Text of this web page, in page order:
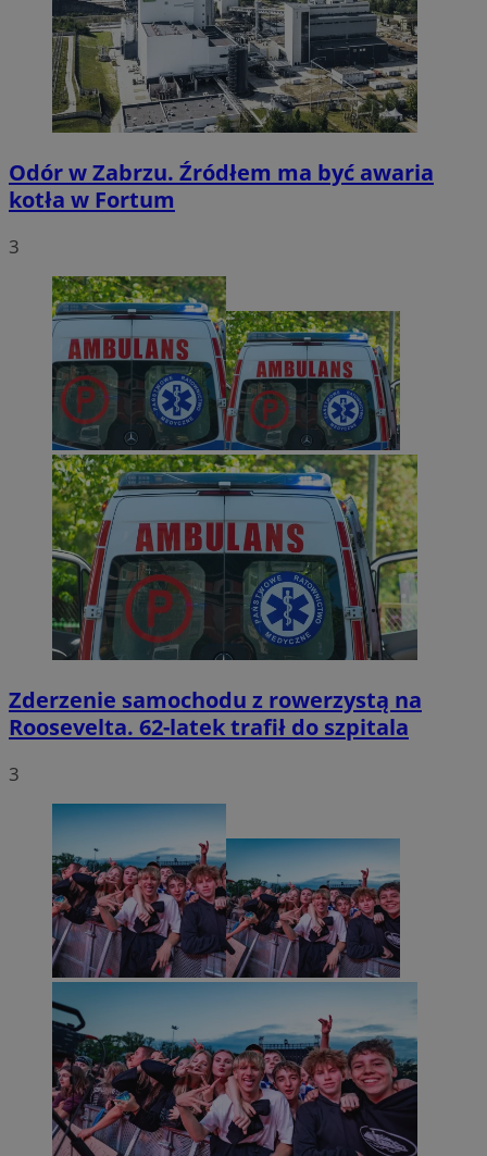
Odór w Zabrzu. Źródłem ma być awaria
kotła w Fortum
3
Zderzenie samochodu z rowerzystą na
Roosevelta. 62-latek trafił do szpitala
3